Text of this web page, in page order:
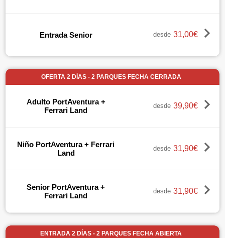
Entrada Senior desde 31,00€
OFERTA 2 DÍAS - 2 PARQUES FECHA CERRADA
Adulto PortAventura +
Ferrari Land
desde 39,90€
Niño PortAventura + Ferrari
Land
desde 31,90€
Senior PortAventura +
Ferrari Land
desde 31,90€
ENTRADA 2 DÍAS - 2 PARQUES FECHA ABIERTA